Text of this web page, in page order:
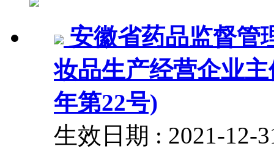
安徽省药品监督管
妆品生产经营企业
年第22号)
生效日期 : 2021-12-